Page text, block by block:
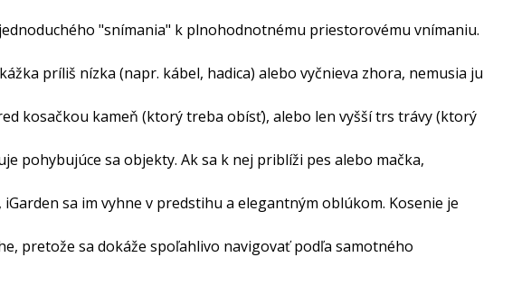
"snímania" k plnohodnotnému priestorovému vnímaniu.
príliš nízka (napr. kábel, hadica) alebo vyčnieva zhora, nemusia ju
kosačkou kameň (ktorý treba obísť), alebo len vyšší trs trávy (ktorý
pohybujúce sa objekty. Ak sa k nej priblíži pes alebo mačka,
sa im vyhne v predstihu a elegantným oblúkom. Kosenie je
pretože sa dokáže spoľahlivo navigovať podľa samotného